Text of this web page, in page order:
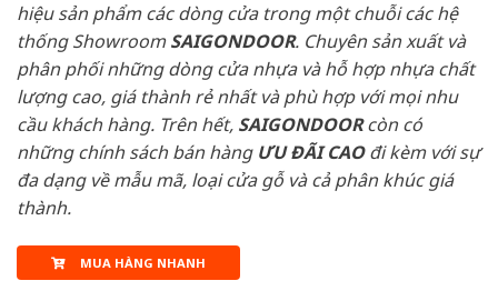
hiệu sản phẩm các dòng cửa trong một chuỗi các hệ
thống ShowroomSAIGONDOOR. Chuyên sản xuất và
phân phối những dòng cửa nhựa và hỗ hợp nhựa chất
lượng cao, giá thành rẻ nhất và phù hợp với mọi nhu
cầu khách hàng. Trên hết, SAIGONDOORcòn có
những chính sách bán hàng ƯU ĐÃI CAOđi kèm với sự
đa dạng về mẫu mã, loại cửa gỗ và cả phân khúc giá
thành.
MUA HÀNG NHANH